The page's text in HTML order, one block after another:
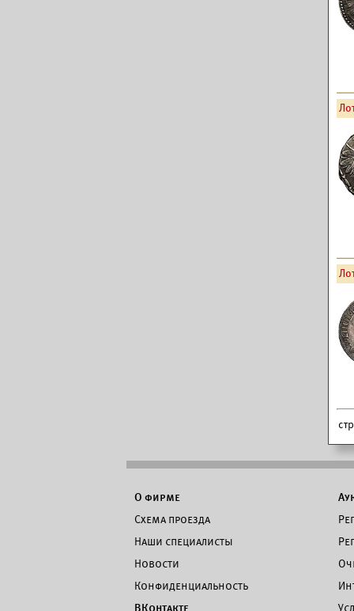
О фирме
Схема проезда
Наши специалисты
Новости
Конфиденциальность
ВКонтакте